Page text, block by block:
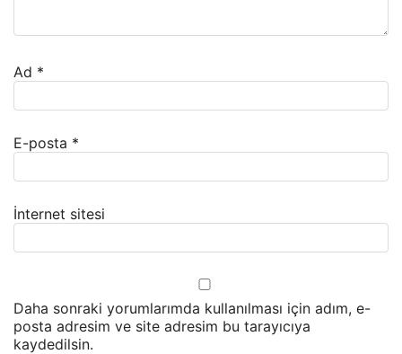
Ad *
E-posta *
İnternet sitesi
Daha sonraki yorumlarımda kullanılması için adım, e-
posta adresim ve site adresim bu tarayıcıya
kaydedilsin.